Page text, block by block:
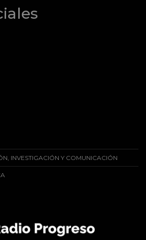
INVESTIGACIÓN Y COMUNICACIÓN